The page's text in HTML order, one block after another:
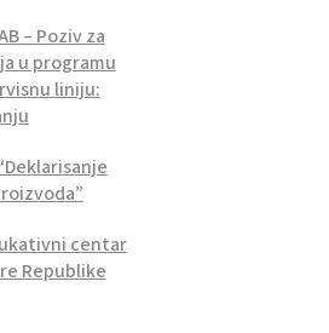
– Poziv za
u programu
liniju:
centar
Republike